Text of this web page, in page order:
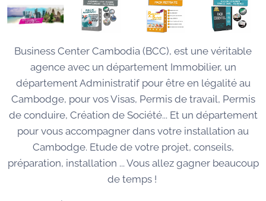
Business Center Cambodia (BCC), est une véritable
agence avec un département Immobilier, un
département Administratif pour être en légalité au
Cambodge, pour vos Visas, Permis de travail, Permis
de conduire, Création de Société... Et un département
pour vous accompagner dans votre installation au
Cambodge. Etude de votre projet, conseils,
préparation, installation ... Vous allez gagner beaucoup
de temps !